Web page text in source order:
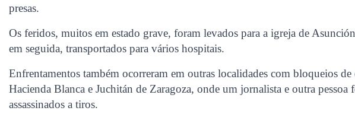
presas.
Os feridos, muitos em estado grave, foram levados para a igreja de
em seguida, transportados para vários hospitais.
Enfrentamentos também ocorreram em outras localidades com bloqueios de
Hacienda Blanca e Juchitán de Zaragoza, onde um jornalista e outra pessoa
assassinados a tiros.